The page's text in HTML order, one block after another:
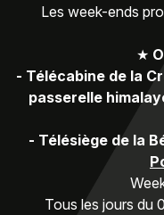
Les week-ends
★
- Télécabine de la
passerelle
- Télésiège de la
Tous les jours